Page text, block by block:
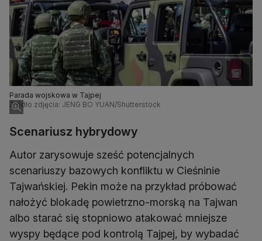
Parada wojskowa w Tajpej
Źródło zdjęcia: JENG BO YUAN/Shutterstock
Scenariusz hybrydowy
Autor zarysowuje sześć potencjalnych
scenariuszy bazowych konfliktu w Cieśninie
Tajwańskiej. Pekin może na przykład próbować
nałożyć blokadę powietrzno-morską na Tajwan
albo starać się stopniowo atakować mniejsze
wyspy będące pod kontrolą Tajpej, by wybadać